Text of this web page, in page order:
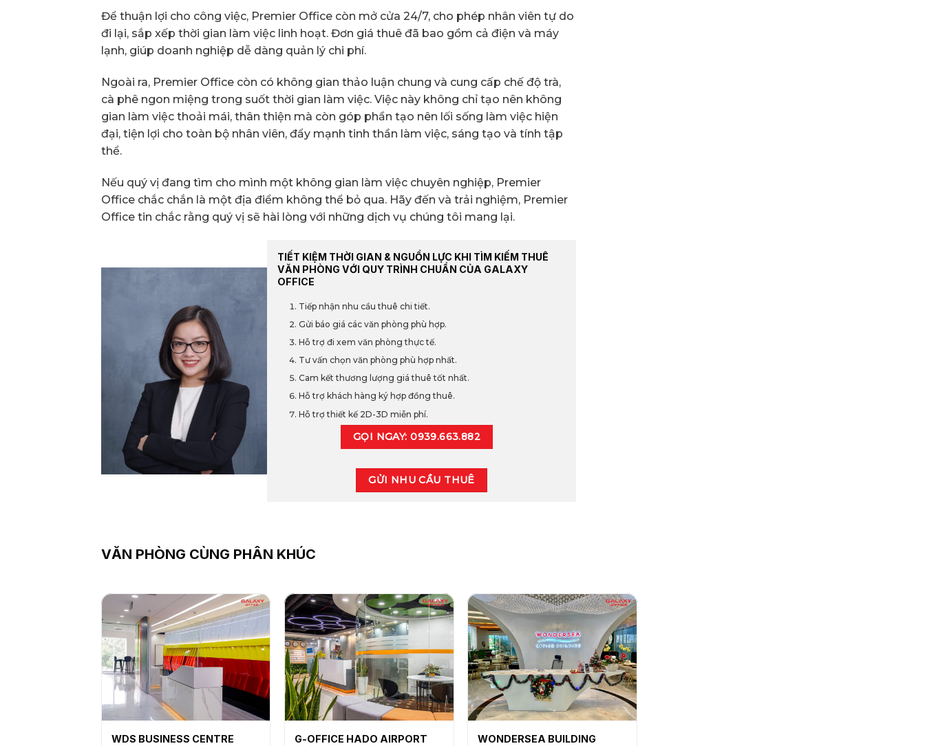
Để thuận lợi cho công việc, Premier Office còn mở cửa 24/7, cho phép nhân viên tự do
đi lại, sắp xếp thời gian làm việc linh hoạt. Đơn giá thuê đã bao gồm cả điện và máy
lạnh, giúp doanh nghiệp dễ dàng quản lý chi phí.
Ngoài ra, Premier Office còn có không gian thảo luận chung và cung cấp chế độ trà,
cà phê ngon miệng trong suốt thời gian làm việc. Việc này không chỉ tạo nên không
gian làm việc thoải mái, thân thiện mà còn góp phần tạo nên lối sống làm việc hiện
đại, tiện lợi cho toàn bộ nhân viên, đẩy mạnh tinh thần làm việc, sáng tạo và tính tập
thể.
Nếu quý vị đang tìm cho mình một không gian làm việc chuyên nghiệp, Premier
Office chắc chắn là một địa điểm không thể bỏ qua. Hãy đến và trải nghiệm, Premier
Office tin chắc rằng quý vị sẽ hài lòng với những dịch vụ chúng tôi mang lại.
TIẾT KIỆM THỜI GIAN & NGUỒN LỰC KHI TÌM KIẾM THUÊ
VĂN PHÒNG VỚI QUY TRÌNH CHUẨN CỦA GALAXY
OFFICE
Tiếp nhận nhu cầu thuê chi tiết.
Gửi báo giá các văn phòng phù hợp.
Hỗ trợ đi xem văn phòng thực tế.
Tư vấn chọn văn phòng phù hợp nhất.
Cam kết thương lượng giá thuê tốt nhất.
Hỗ trợ khách hàng ký hợp đồng thuê.
Hỗ trợ thiết kế 2D-3D miễn phí.
GỌI NGAY: 0939.663.882
GỬI NHU CẦU THUÊ
VĂN PHÒNG CÙNG PHÂN KHÚC
WDS BUSINESS CENTRE G-OFFICE HADO AIRPORT WONDERSEA BUILDING